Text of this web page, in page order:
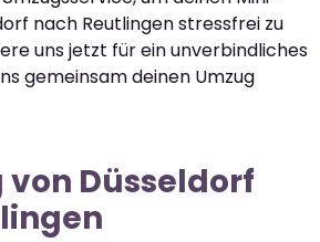
nach Reutlingen stressfrei zu
uns jetzt für ein unverbindliches
gemeinsam deinen Umzug
Düsseldorf